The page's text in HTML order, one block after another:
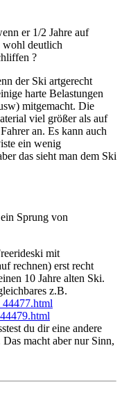
er 1/2 Jahre auf
wohl deutlich
?
der Ski artgerecht
harte Belastungen
mitgemacht. Die
viel größer als auf
an. Es kann auch
ein wenig
das sieht man dem Ski
Sprung von
mit
rechnen) erst recht
10 Jahre alten Ski.
z.B.
du dir eine andere
macht aber nur Sinn,